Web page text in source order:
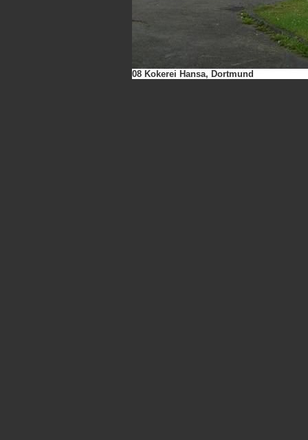
08 Kokerei Hansa, Dortmund